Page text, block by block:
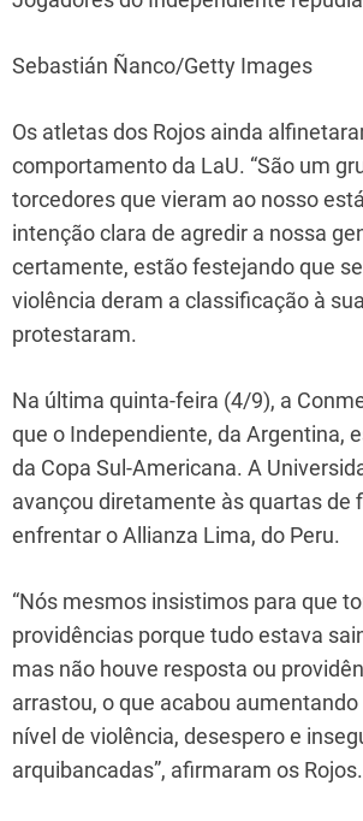
Sebastián Ñanco/Getty Images
Os atletas dos Rojos ainda
comportamento da LaU. “São um
torcedores que vieram ao nosso
intenção clara de agredir a nossa
certamente, estão festejando que
violência deram a classificação à
protestaram.
Na última quinta-feira (4/9), a
que o Independiente, da Argentina,
da Copa Sul-Americana. A
avançou diretamente às quartas de
enfrentar o Allianza Lima, do Peru.
“Nós mesmos insistimos para que
providências porque tudo estava
mas não houve resposta ou
arrastou, o que acabou
nível de violência, desespero e
arquibancadas”, afirmaram os Rojos.